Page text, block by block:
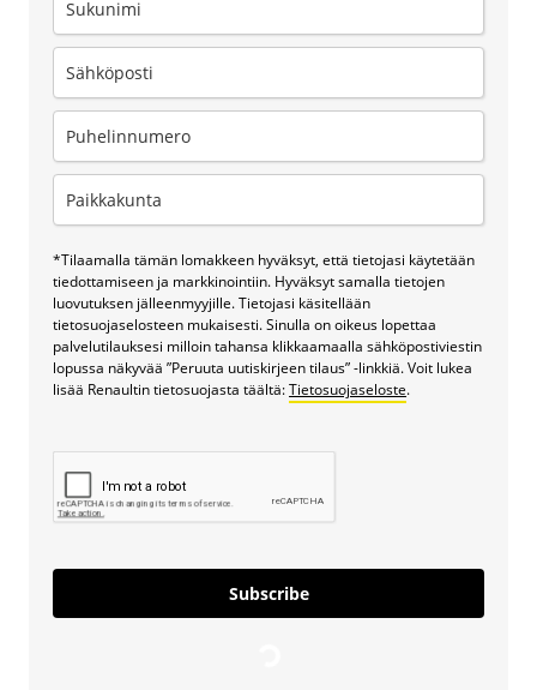
*Tilaamalla tämän lomakkeen hyväksyt, että tietojasi käytetään
tiedottamiseen ja markkinointiin. Hyväksyt samalla tietojen
luovutuksen jälleenmyyjille. Tietojasi käsitellään
tietosuojaselosteen mukaisesti. Sinulla on oikeus lopettaa
palvelutilauksesi milloin tahansa klikkaamaalla sähköpostiviestin
lopussa näkyvää ”Peruuta uutiskirjeen tilaus” -linkkiä. Voit lukea
lisää Renaultin tietosuojasta täältä:Tietosuojaseloste.
Subscribe